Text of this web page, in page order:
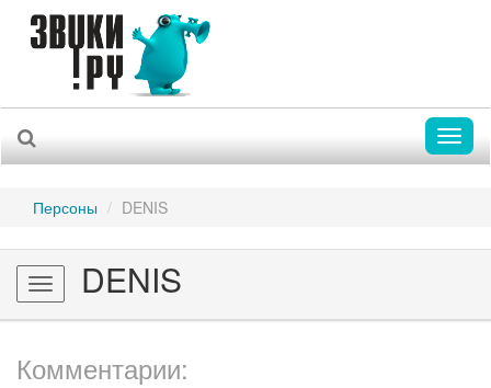
Персоны DENIS
Toggle
navigation
DENIS
Комментарии: